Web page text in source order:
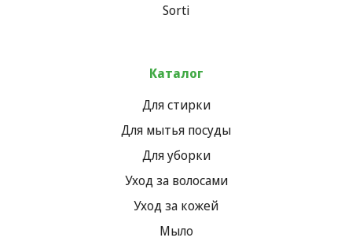
Sorti
Каталог
Для стирки
Для мытья посуды
Для уборки
Уход за волосами
Уход за кожей
Мыло